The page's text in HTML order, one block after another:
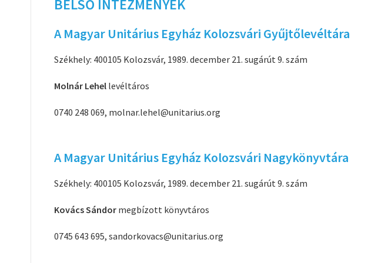
BELSŐ INTÉZMÉNYEK
A Magyar Unitárius Egyház Kolozsvári Gyűjtőlevéltára
Székhely: 400105 Kolozsvár, 1989. december 21. sugárút 9. szám
Molnár Lehel levéltáros
0740 248 069, molnar.lehel@unitarius.org
A Magyar Unitárius Egyház Kolozsvári Nagykönyvtára
Székhely: 400105 Kolozsvár, 1989. december 21. sugárút 9. szám
Kovács Sándor megbízott könyvtáros
0745 643 695, sandorkovacs@unitarius.org